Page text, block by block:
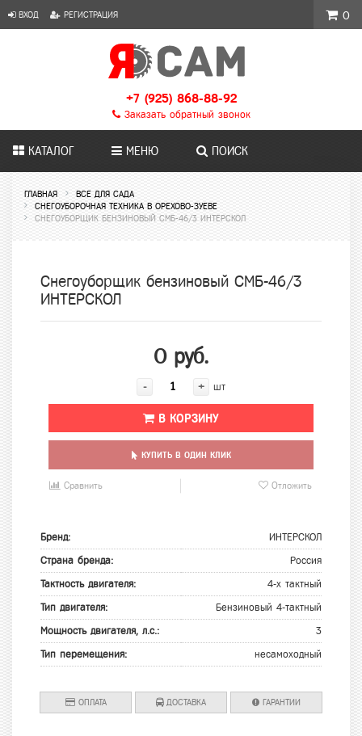
ВХОД РЕГИСТРАЦИЯ
+7 (925) 868-88-92
Заказать обратный звонок
КАТАЛОГ МЕНЮ ПОИСК
ГЛАВНАЯ
ВСЕ ДЛЯ САДА
СНЕГОУБОРОЧНАЯ ТЕХНИКА В ОРЕХОВО-ЗУЕВЕ
СНЕГОУБОРЩИК БЕНЗИНОВЫЙ СМБ-46/3 ИНТЕРСКОЛ
Снегоуборщик бензиновый СМБ-46/3
ИНТЕРСКОЛ
0 руб.
- + шт
В КОРЗИНУ
КУПИТЬ В ОДИН КЛИК
Сравнить Отложить
Бренд: ИНТЕРСКОЛ
Страна бренда: Россия
Тактность двигателя: 4-х тактный
Тип двигателя: Бензиновый 4-тактный
Мощность двигателя, л.с.: 3
Тип перемещения: несамоходный
ОПЛАТА ДОСТАВКА ГАРАНТИИ
0